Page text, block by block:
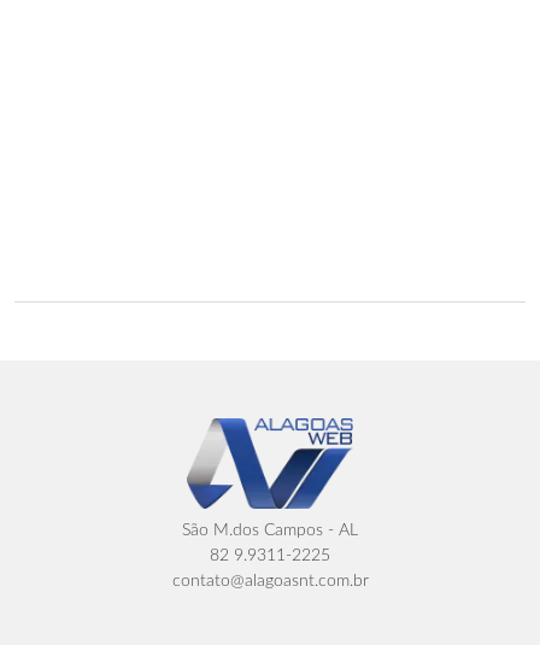
São M.dos Campos - AL
82 9.9311-2225
contato@alagoasnt.com.br